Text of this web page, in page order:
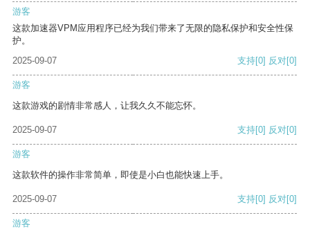
游客
这款加速器VPM应用程序已经为我们带来了无限的隐私保护和安全性保
护。
2025-09-07
支持[0] 反对[0]
游客
这款游戏的剧情非常感人，让我久久不能忘怀。
2025-09-07 支持[0] 反对[0]
游客
这款软件的操作非常简单，即使是小白也能快速上手。
2025-09-07 支持[0] 反对[0]
游客